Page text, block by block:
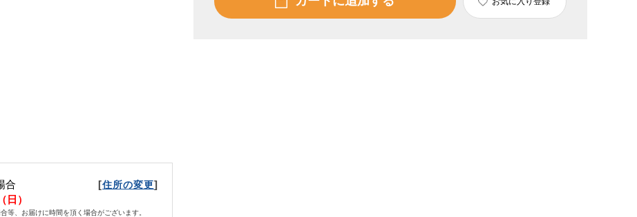
合 [住所の変更]
）
等、お届けに時間を頂く場合がございます。